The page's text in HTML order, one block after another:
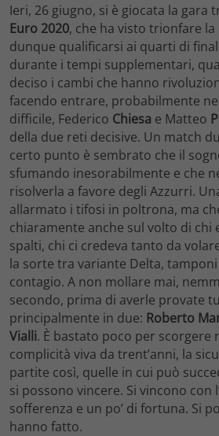
Ieri, 26 giugno, si è giocata la gara
Euro 2020, che ha visto trionfare
dunque qualificarsi ai quarti di
durante i tempi supplementari,
deciso i cambi che hanno
facendo entrare, probabilmente
difficile, Federico Chiesa e Matteo
della due reti decisive. Un match
certo punto è sembrato che il
sfumando inesorabilmente e che
risolverla a favore degli Azzurri.
allarmato i tifosi in poltrona, ma
chiaramente anche sul volto di chi
spalti, chi ci credeva tanto da
la sorte tra variante Delta,
contagio. A non mollare mai,
secondo, prima di averle provate
principalmente in due: Roberto
Vialli. È bastato poco per scorgere
complicità viva da trent’anni, la
partite così, quelle in cui può
si possono vincere. Si vincono con
sofferenza e un po’ di fortuna. Si
hanno fatto.